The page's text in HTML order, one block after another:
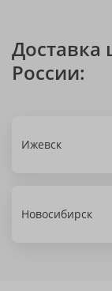
Доставка
России:
Ижевск
Новосибирск